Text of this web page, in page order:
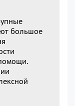
большое